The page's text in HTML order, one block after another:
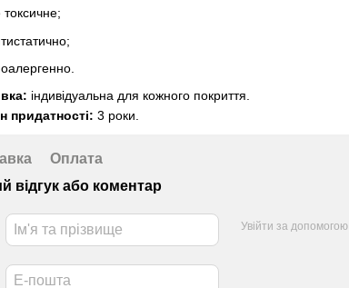
токсичне;
індивідуальна для кожного покриття.
придатності: 3 роки.
Оплата
відгук або коментар
Увійти за допомогою